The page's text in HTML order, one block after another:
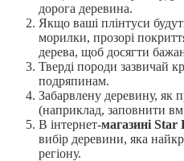
дорога деревина.
Якщо ваші плінтуси
морилки, прозорі
дерева, щоб досягти
Тверді породи зазвичай
подряпинам.
Забарвлену деревину, як
(наприклад, заповнити
В інтернет-магазині Star
вибір деревини, яка
регіону.